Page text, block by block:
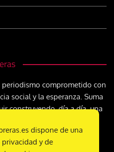
comprometido con
social y la esperanza. Suma
construyendo, día a día, una
el mundo del trabajo
dispone de una
y de